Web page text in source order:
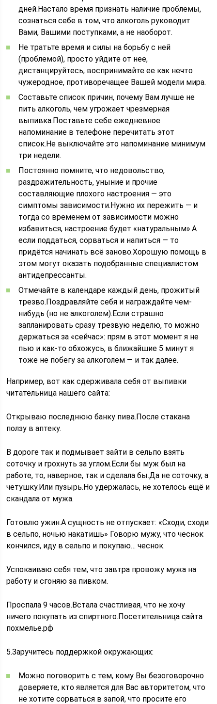
дней.Настало время признать наличие проблемы,
сознаться себе в том, что алкоголь руководит
Вами, Вашими поступками, а не наоборот.
Не тратьте время и силы на борьбу с ней
(проблемой), просто уйдите от нее,
дистанцируйтесь, воспринимайте ее как нечто
чужеродное, противоречащее Вашей модели мира.
Составьте список причин, почему Вам лучше не
пить алкоголь, чем угрожает чрезмерная
выпивка.Поставьте себе ежедневное
напоминание в телефоне перечитать этот
список.Не выключайте это напоминание минимум
три недели.
Постоянно помните, что недовольство,
раздражительность, уныние и прочие
составляющие плохого настроения — это
симптомы зависимости.Нужно их пережить — и
тогда со временем от зависимости можно
избавиться, настроение будет «натуральным».А
если поддаться, сорваться и напиться — то
придётся начинать всё заново.Хорошую помощь в
этом могут оказать подобранные специалистом
антидепрессанты.
Отмечайте в календаре каждый день, прожитый
трезво.Поздравляйте себя и награждайте чем-
нибудь (но не алкоголем).Если страшно
запланировать сразу трезвую неделю, то можно
держаться за «сейчас»: прям в этот момент я не
пью и как-то обхожусь, в ближайшие 5 минут я
тоже не побегу за алкоголем — и так далее.
Например, вот как сдерживала себя от выпивки
читательница нашего сайта:
Открываю последнюю банку пива.После стакана
ползу в аптеку.
В дороге так и подмывает зайти в сельпо взять
соточку и грохнуть за углом.Если бы муж был на
работе, то, наверное, так и сделала бы.Да не соточку, а
четушку.Или пузырь.Но удержалась, не хотелось ещё и
скандала от мужа.
Готовлю ужин.А сущность не отпускает: «Сходи, сходи
в сельпо, ночью накатишь» Говорю мужу, что чеснок
кончился, иду в сельпо и покупаю… чеснок.
Успокаиваю себя тем, что завтра провожу мужа на
работу и сгоняю за пивком.
Проспала 9 часов.Встала счастливая, что не хочу
ничего покупать из спиртного.Посетительница сайта
похмелье.рф
5.Заручитесь поддержкой окружающих:
Можно поговорить с тем, кому Вы безоговорочно
доверяете, кто является для Вас авторитетом, что
не хотите сорваться в запой, что просите его